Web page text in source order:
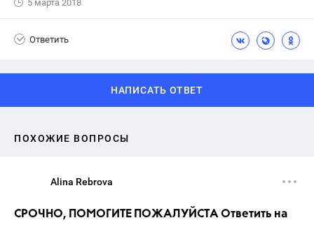
5 марта 2018
Ответить
НАПИСАТЬ ОТВЕТ
ПОХОЖИЕ ВОПРОСЫ
Alina Rebrova
СРОЧНО, ПОМОГИТЕ ПОЖАЛУЙСТА Ответить на